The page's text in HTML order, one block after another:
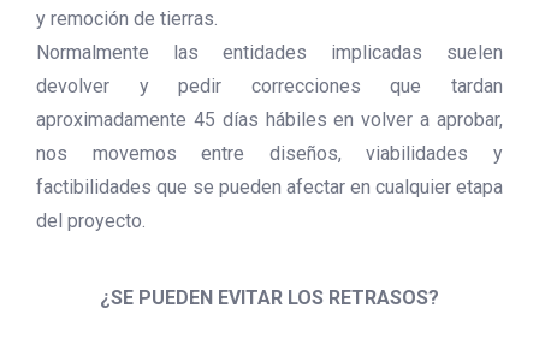
y remoción de tierras.
Normalmente las entidades implicadas suelen
devolver y pedir correcciones que tardan
aproximadamente 45 días hábiles en volver a aprobar,
nos movemos entre diseños, viabilidades y
factibilidades que se pueden afectar en cualquier etapa
del proyecto.
¿SE PUEDEN EVITAR LOS RETRASOS?